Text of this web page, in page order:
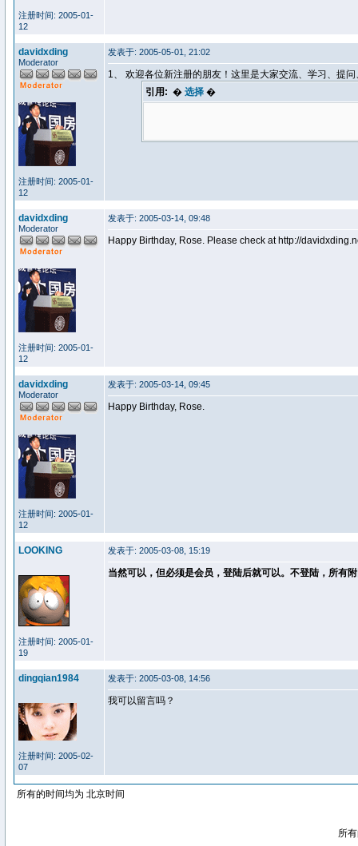
注册时间: 2005-01-
12
davidxding
Moderator
注册时间: 2005-01-
12
发表于: 2005-05-01, 21:02
1、 欢迎各位新注册的朋友！这里是大家交流、学习、提
引用: � 选择�
davidxding
Moderator
注册时间: 2005-01-
12
发表于: 2005-03-14, 09:48
Happy Birthday, Rose. Please check at http://
davidxding
Moderator
注册时间: 2005-01-
12
发表于: 2005-03-14, 09:45
Happy Birthday, Rose.
LOOKING
注册时间: 2005-01-
19
发表于: 2005-03-08, 15:19
当然可以，但必须是会员，登陆后就可以。不登陆，所有
dingqian1984
注册时间: 2005-02-
07
发表于: 2005-03-08, 14:56
我可以留言吗？
所有的时间均为 北京时间
所